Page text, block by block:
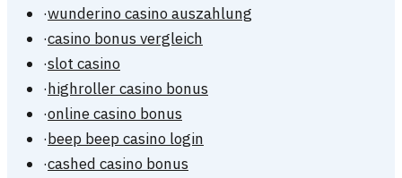
·wunderino casino auszahlung
·casino bonus vergleich
·slot casino
·highroller casino bonus
·online casino bonus
·beep beep casino login
·cashed casino bonus